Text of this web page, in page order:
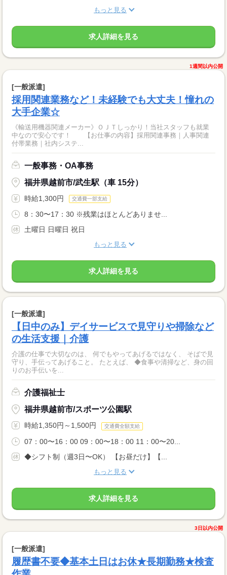
もっと見る
求人詳細を見る
1週間以内公開
[一般派遣]
採用関連業務など！未経験でも大丈夫！憧れの
大手企業☆
《輸送用機器関連メーカー》ＯＪＴしっかり！当社スタッフも就業
中なので安心です！ 【お仕事の内容】採用関連事務｜人事関連
付帯業務｜社内システ...
一般事務・OA事務
福井県越前市/武生駅（車 15分）
時給1,300円 交通費一部支給
8：30〜17：30 ※残業はほとんどありませ...
土曜日 日曜日 祝日
もっと見る
求人詳細を見る
[一般派遣]
【日中のみ】デイサービスで見守りや掃除など
の生活支援｜介護
介護の仕事で大切なのは、 何でもやってあげるではなく、 そばで見
守り、手伝ってあげること。 たとえば、 ◆食事や清掃など、身の回
りのお手伝いを...
介護福祉士
福井県越前市/スポーツ公園駅
時給1,350円～1,500円 交通費全額支給
07：00〜16：00 09：00〜18：00 11：00〜20...
◆シフト制（週3日〜OK） 【お昼だけ】【...
もっと見る
求人詳細を見る
3日以内公開
[一般派遣]
履歴書不要◆基本土日はお休★長期勤務★検査